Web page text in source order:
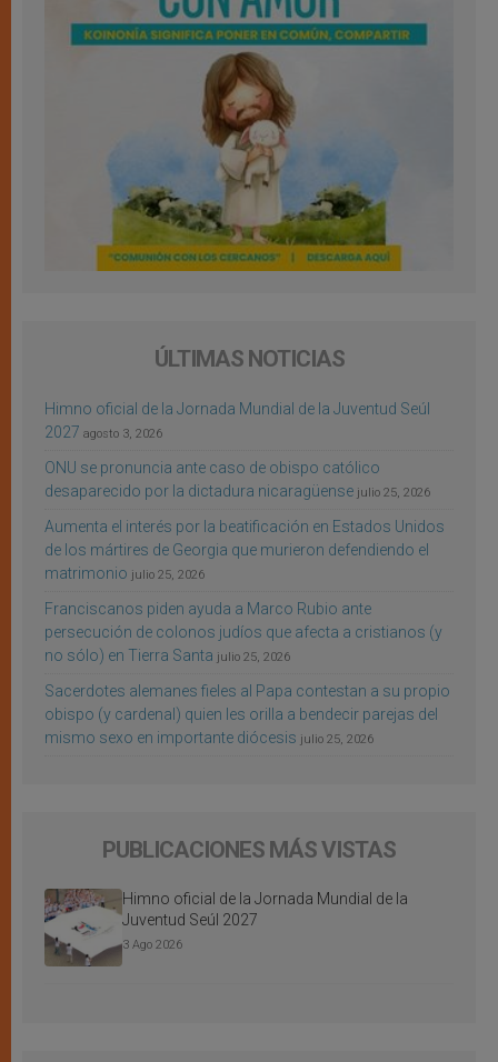
ÚLTIMAS NOTICIAS
Himno oficial de la Jornada Mundial de la Juventud Seúl
2027 agosto 3, 2026
ONU se pronuncia ante caso de obispo católico
desaparecido por la dictadura nicaragüense julio 25, 2026
Aumenta el interés por la beatificación en Estados Unidos
de los mártires de Georgia que murieron defendiendo el
matrimonio julio 25, 2026
Franciscanos piden ayuda a Marco Rubio ante
persecución de colonos judíos que afecta a cristianos (y
no sólo) en Tierra Santa julio 25, 2026
Sacerdotes alemanes fieles al Papa contestan a su propio
obispo (y cardenal) quien les orilla a bendecir parejas del
mismo sexo en importante diócesis julio 25, 2026
PUBLICACIONES MÁS VISTAS
Himno oficial de la Jornada Mundial de la
Juventud Seúl 2027
3 Ago 2026